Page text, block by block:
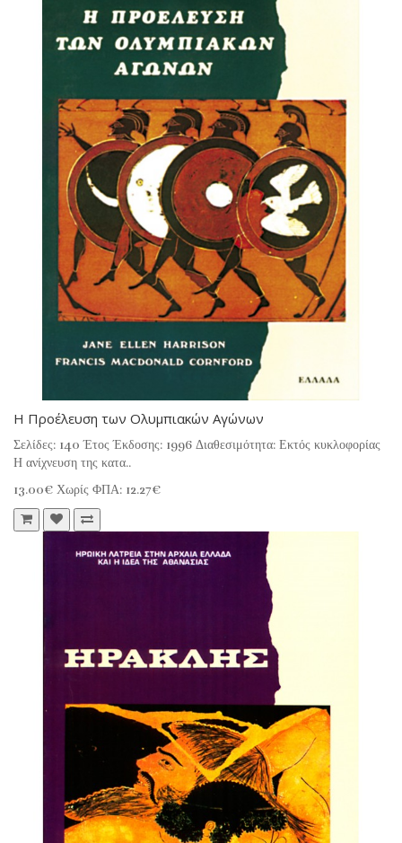
Η Προέλευση των Ολυμπιακών Αγώνων
Σελίδες: 140 Έτος Έκδοσης: 1996 Διαθεσιμότητα: Εκτός κυκλοφορίας
Η ανίχνευση της κατα..
13.00€ Χωρίς ΦΠΑ: 12.27€